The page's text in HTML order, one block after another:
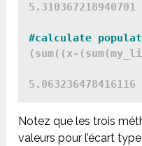
5.310367218940701
#calculate
(sum((x-
5.063236478416116
Notez que les trois
valeurs pour l’écart